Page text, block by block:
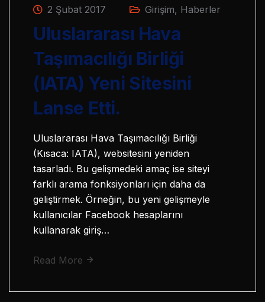
2 Şubat 2017 Girişim, Haberler
Uluslararası Hava
Taşımacılığı Birliği
(IATA) Yeni Sitesini
Lanse Etti.
Uluslararası Hava Taşımacılığı Birliği
(Kısaca: IATA), websitesini yeniden
tasarladı. Bu gelişmedeki amaç ise siteyi
farklı arama fonksiyonları için daha da
geliştirmek. Örneğin, bu yeni gelişmeyle
kullanıcılar Facebook hesaplarını
kullanarak giriş…
Read More